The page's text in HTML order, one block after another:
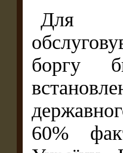
Для
боргу
60%